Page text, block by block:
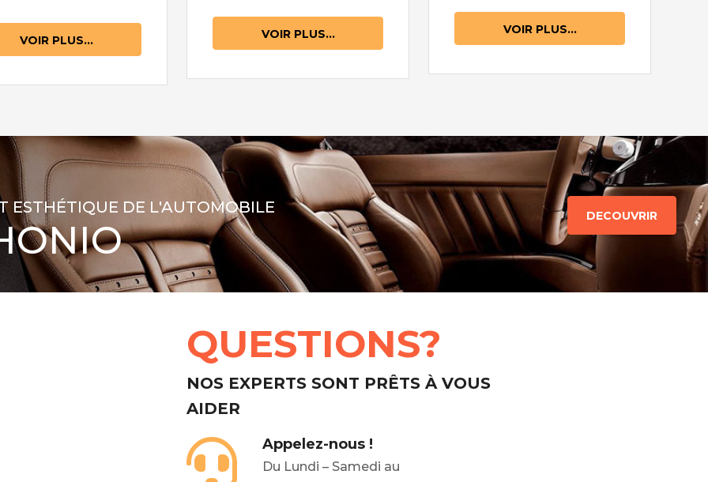
VOIR PLUS... VOIR PLUS... VOIR PLUS...
ESTHÉTIQUE DE L'AUTOMOBILE DECOUVRIR
QUESTIONS?
NOS EXPERTS SONT PRÊTS À VOUS
AIDER
Appelez-nous !
Du Lundi – Samedi au